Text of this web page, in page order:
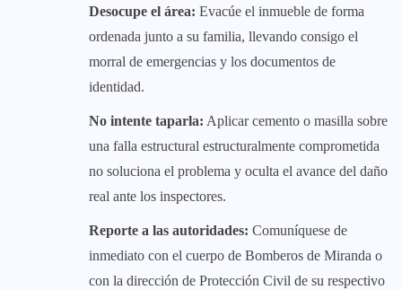
Desocupe el área: Evacúe el inmueble de forma
ordenada junto a su familia, llevando consigo el
morral de emergencias y los documentos de
identidad.
No intente taparla: Aplicar cemento o masilla sobre
una falla estructural estructuralmente comprometida
no soluciona el problema y oculta el avance del daño
real ante los inspectores.
Reporte a las autoridades: Comuníquese de
inmediato con el cuerpo de Bomberos de Miranda o
con la dirección de Protección Civil de su respectivo